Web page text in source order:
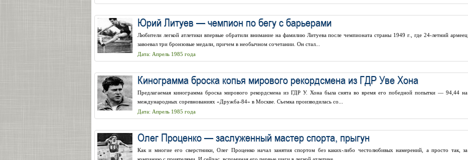
Юрий Литуев — чемпион по бегу с барьерами
Любители легкой атлетики впервые обратили внимание на фамилию Литуева после чемпионата страны 1949 г., где 24-летний армеец
завоевал три бронзовые медали, причем в необычном сочетании. Он стал...
Дата: Апрель 1985 года
Кинограмма броска копья мирового рекордсмена из ГДР Уве Хона
Предлагаемая кинограмма броска мирового рекордсмена из ГДР У. Хона была снята во время его победной попытки — 94,44 на
международных соревнованиях «Дружба-84» в Москве. Съемка производилась со...
Дата: Апрель 1985 года
Олег Проценко — заслуженный мастер спорта, прыгун
Как и многие его сверстники, Олег Проценко начал занятия спортом без каких-либо честолюбивых намерений, а просто так, за